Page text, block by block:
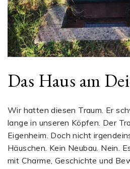
Das Haus am
Wir hatten diesen Traum. Er
lange in unseren Köpfen. Der
Eigenheim. Doch nicht
Häuschen. Kein Neubau. Nein.
mit Charme, Geschichte und